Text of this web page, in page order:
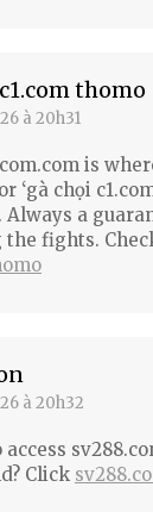
thomo
à 20h31
is
‘gà chọi
Always a
fights.
à 20h32
Click